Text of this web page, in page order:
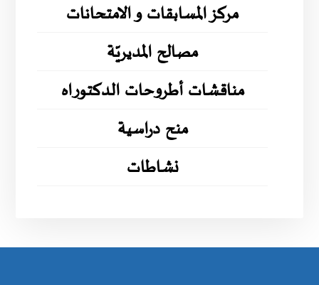
مركز المسابقات و الامتحانات
مصالح المديريّة
مناقشات أطروحات الدكتوراه
منح دراسية
نشاطات